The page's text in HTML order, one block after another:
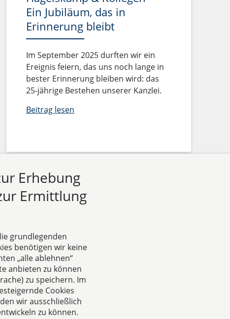
Ein Jubiläum, das in
Erinnerung bleibt
Im September 2025 durften wir ein
Ereignis feiern, das uns noch lange in
bester Erinnerung bleiben wird: das
25-jährige Bestehen unserer Kanzlei.
Beitrag lesen
Das europäische Kanzlei-
Netzwerk
Erhebung
Ermittlung
grundlegenden
benötigen wir keine
„alle ablehnen“
anbieten zu können
zu speichern. Im
Cookies
wir ausschließlich
zu können.